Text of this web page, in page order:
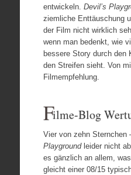
entwickeln. Devil’s
ziemliche Enttäuschung
der Film nicht wirklich
wenn man bedenkt, wie
bessere Story durch den
den Streifen sieht. Von
Filmempfehlung.
Filme-Blog
Vier von zehn Sternchen
Playgroundleider nicht
es gänzlich an allem,
gleicht einer 08/15